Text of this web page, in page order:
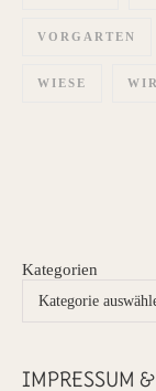
VORGARTEN
WIESE WIR
Kategorien
IMPRESSUM